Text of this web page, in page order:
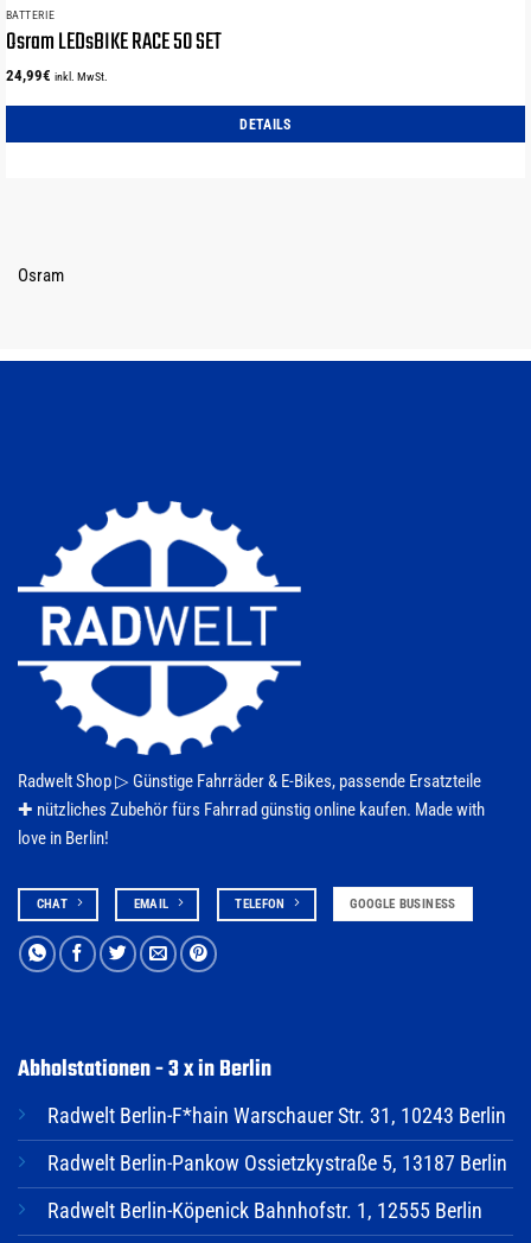
BATTERIE
Osram LEDsBIKE RACE 50 SET
24,99€ inkl. MwSt.
DETAILS
Osram
Radwelt Shop ▷ Günstige Fahrräder & E-Bikes, passende Ersatzteile
✚ nützliches Zubehör fürs Fahrrad günstig online kaufen. Made with
love in Berlin!
CHAT EMAIL TELEFON GOOGLE BUSINESS
Abholstationen - 3 x in Berlin
Radwelt Berlin-F*hain Warschauer Str. 31, 10243 Berlin
Radwelt Berlin-Pankow Ossietzkystraße 5, 13187 Berlin
Radwelt Berlin-Köpenick Bahnhofstr. 1, 12555 Berlin